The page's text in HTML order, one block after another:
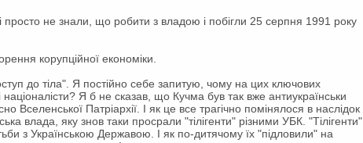
просто не знали, що робити з владою і побігли 25 серпня 1991 року
корупційної економіки.
до тіла". Я постійно себе запитую, чому на цих ключових
Я б не сказав, що Кучма був так вже антиукраїнськи
Патріархії. І як це все трагічно помінялося в наслідок
влада, яку знов таки просрали "тілігенти" різними УБК. "Тілігенти"
з Українською Державою. І як по-дитячому їх "підловили" на